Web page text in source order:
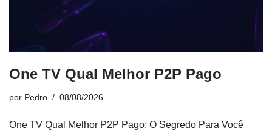
One TV Qual Melhor P2P Pago
por Pedro 08/08/2026
One TV Qual Melhor P2P Pago: O Segredo Para Você